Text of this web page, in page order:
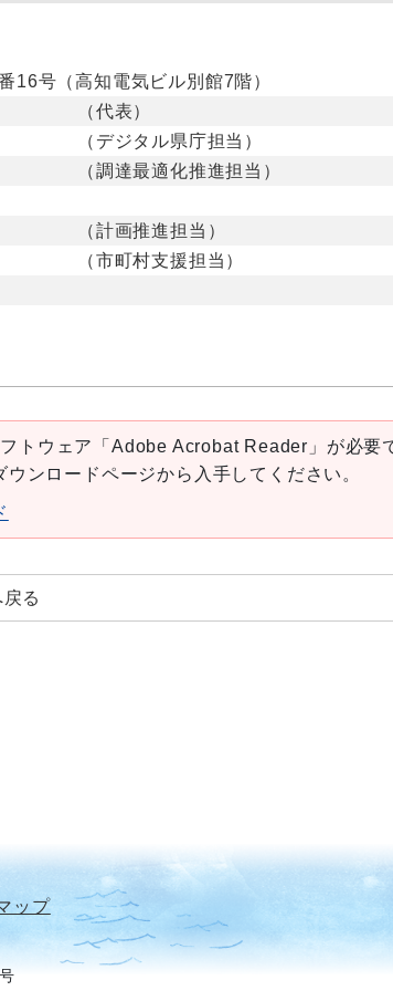
16号（高知電気ビル別館7階）
（代表）
（デジタル県庁担当）
（調達最適化推進担当）
（計画推進担当）
（市町村支援担当）
トウェア「Adobe Acrobat Reader」が必要
ンロードページから入手してください。
る
ップ